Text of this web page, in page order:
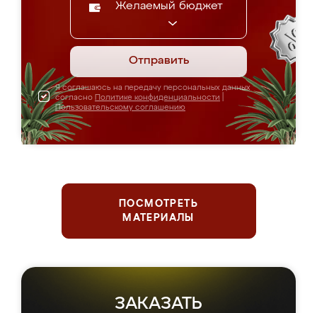
Желаемый бюджет
Отправить
Я соглашаюсь на передачу персональных данных
согласно Политике конфиденциальности
Пользовательскому соглашению
ПОСМОТРЕТЬ
МАТЕРИАЛЫ
ЗАКАЗАТЬ